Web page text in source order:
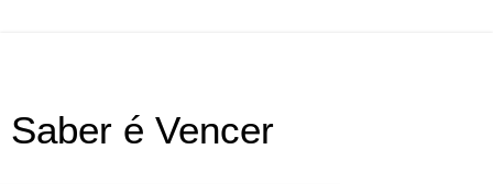
Saber é Vencer